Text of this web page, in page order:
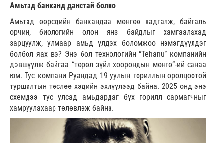
Амьтад банканд данстай болно
Амьтад өөрсдийн банкандаа мөнгөө хадгалж, байгаль
орчин, биологийн олон янз байдлыг хамгаалахад
зарцуулж, улмаар амьд үлдэх боломжоо нэмэгдүүлдэг
болбол яах вэ? Энэ бол технологийн “Tehanu” компанийн
дэвшүүлж байгаа “төрөл зүйл хоорондын мөнгө”-ий санаа
юм. Тус компани Руандад 19 уулын гориллын оролцоотой
туршилтын төслөө хэдийн эхлүүлээд байна. 2025 онд энэ
схемдээ тус улсад амьдардаг бүх горилл сармагчныг
хамруулахаар төлөвлөж байна.